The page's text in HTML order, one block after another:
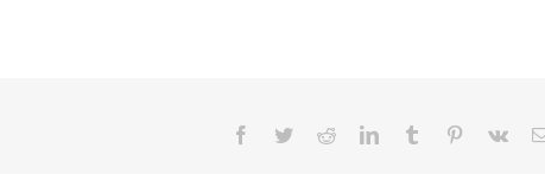
Facebook
TwitterRedditLinkedInTumblr Pinterest
Vk